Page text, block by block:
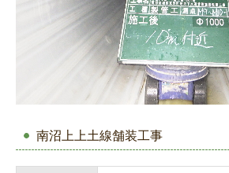
南沼上上土線舗装工事